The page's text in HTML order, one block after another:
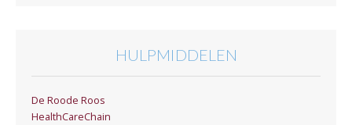
HULPMIDDELEN
De Roode Roos
HealthCareChain